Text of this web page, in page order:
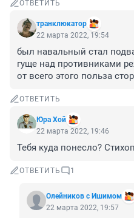
ОТВЕТИТЬ
транклюкатор
22 марта 2022, 19:54
был навальный стал
гуще над противниками
от всего этого польза
ОТВЕТИТЬ
Юра Хой
22 марта 2022, 19:46
Тебя куда понесло?
ОТВЕТИТЬ 1
Олейников с Ишимом
22 марта 2022, 19:57